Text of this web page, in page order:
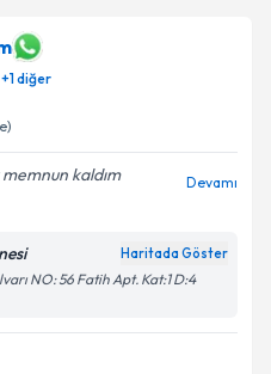
+1diğer
kaldım
Devamı
Haritada Göster
NO: 56 Fatih Apt. Kat:1 D:4